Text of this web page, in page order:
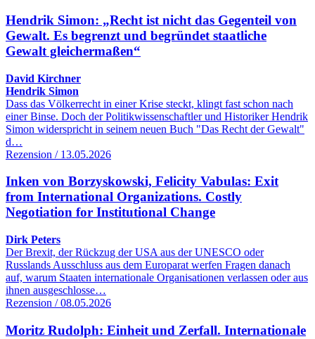
Hendrik Simon: „Recht ist nicht das Gegenteil von
Gewalt. Es begrenzt und begründet staatliche
Gewalt gleichermaßen“
David Kirchner
Hendrik Simon
Dass das Völkerrecht in einer Krise steckt, klingt fast schon nach
einer Binse. Doch der Politikwissenschaftler und Historiker Hendrik
Simon widerspricht in seinem neuen Buch "Das Recht der Gewalt"
d…
Rezension / 13.05.2026
Inken von Borzyskowski, Felicity Vabulas: Exit
from International Organizations. Costly
Negotiation for Institutional Change
Dirk Peters
Der Brexit, der Rückzug der USA aus der UNESCO oder
Russlands Ausschluss aus dem Europarat werfen Fragen danach
auf, warum Staaten internationale Organisationen verlassen oder aus
ihnen ausgeschlosse…
Rezension / 08.05.2026
Moritz Rudolph: Einheit und Zerfall. Internationale